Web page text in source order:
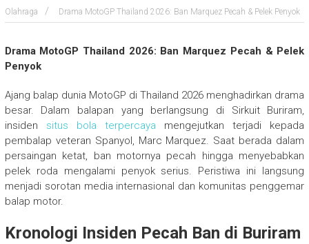
Olahraga Drama MotoGP Thailand 2026: Ban Marquez Pecah & Pelek Penyok
Drama MotoGP Thailand 2026: Ban Marquez Pecah & Pelek
Penyok
Ajang balap dunia MotoGP di Thailand 2026 menghadirkan drama
besar. Dalam balapan yang berlangsung di Sirkuit Buriram,
insiden situs bola terpercaya mengejutkan terjadi kepada
pembalap veteran Spanyol, Marc Marquez. Saat berada dalam
persaingan ketat, ban motornya pecah hingga menyebabkan
pelek roda mengalami penyok serius. Peristiwa ini langsung
menjadi sorotan media internasional dan komunitas penggemar
balap motor.
Kronologi Insiden Pecah Ban di Buriram